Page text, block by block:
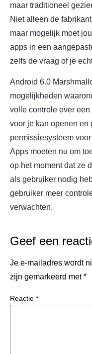
maar traditioneel
Niet alleen de
maar mogelijk moet
apps in een
zelfs de vraag of je
Android 6.0
mogelijkheden
volle controle over
voor je kan openen en
permissiesysteem
Apps moeten nu om
op het moment dat ze
als gebruiker nodig
gebruiker meer
verwachten.
Geef een
Je e-mailadres wordt
zijn gemarkeerd met*
Reactie *